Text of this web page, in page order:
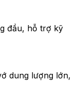
đầu, hỗ trợ kỹ
dung lượng lớn,